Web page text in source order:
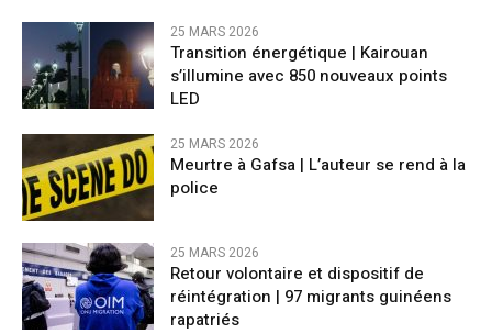
25 MARS 2026
Transition énergétique | Kairouan
s’illumine avec 850 nouveaux points
LED
25 MARS 2026
Meurtre à Gafsa | L’auteur se rend à la
police
25 MARS 2026
Retour volontaire et dispositif de
réintégration | 97 migrants guinéens
rapatriés